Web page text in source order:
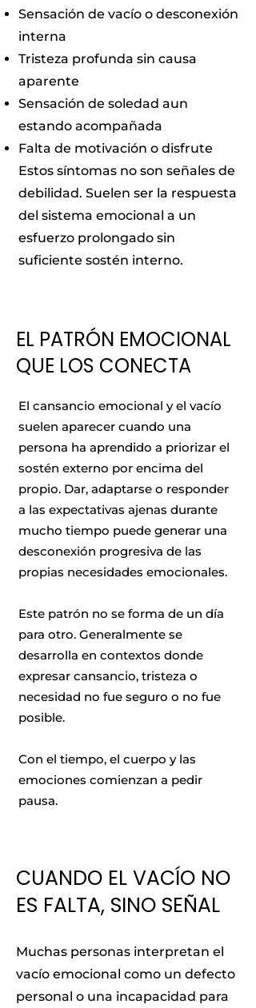
Sensación de vacío o desconexión
interna
Tristeza profunda sin causa
aparente
Sensación de soledad aun
estando acompañada
Falta de motivación o disfrute
Estos síntomas no son señales de
debilidad. Suelen ser la respuesta
del sistema emocional a un
esfuerzo prolongado sin
suficiente sostén interno.
EL PATRÓN EMOCIONAL
QUE LOS CONECTA
El cansancio emocional y el vacío
suelen aparecer cuando una
persona ha aprendido a priorizar el
sostén externo por encima del
propio. Dar, adaptarse o responder
a las expectativas ajenas durante
mucho tiempo puede generar una
desconexión progresiva de las
propias necesidades emocionales.
Este patrón no se forma de un día
para otro. Generalmente se
desarrolla en contextos donde
expresar cansancio, tristeza o
necesidad no fue seguro o no fue
posible.
Con el tiempo, el cuerpo y las
emociones comienzan a pedir
pausa.
CUANDO EL VACÍO NO
ES FALTA, SINO SEÑAL
Muchas personas interpretan el
vacío emocional como un defecto
personal o una incapacidad para